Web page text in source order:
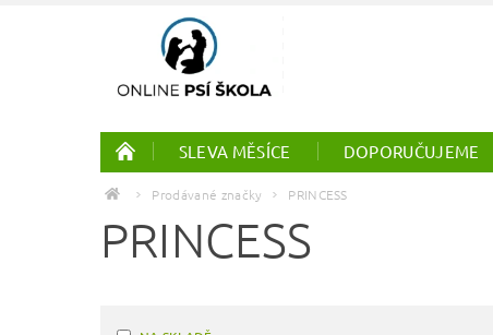
SLEVA MĚSÍCE DOPORUČUJEME
PTÁCI ONLINE KURZY
Prodávané značky PRINCESS
PRINCESS